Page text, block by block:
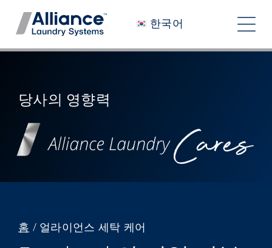
한국어
탐
우리와 함께 일하기
당사의 영향력
채용 정보
뉴스룸
당사의 영향력
홈 / 얼라이언스 세탁 케어